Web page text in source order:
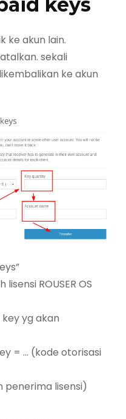
ke akun lain.
sekali
ke akun
ROUSER OS
yg akan
= … (kode otorisasi
penerima lisensi)